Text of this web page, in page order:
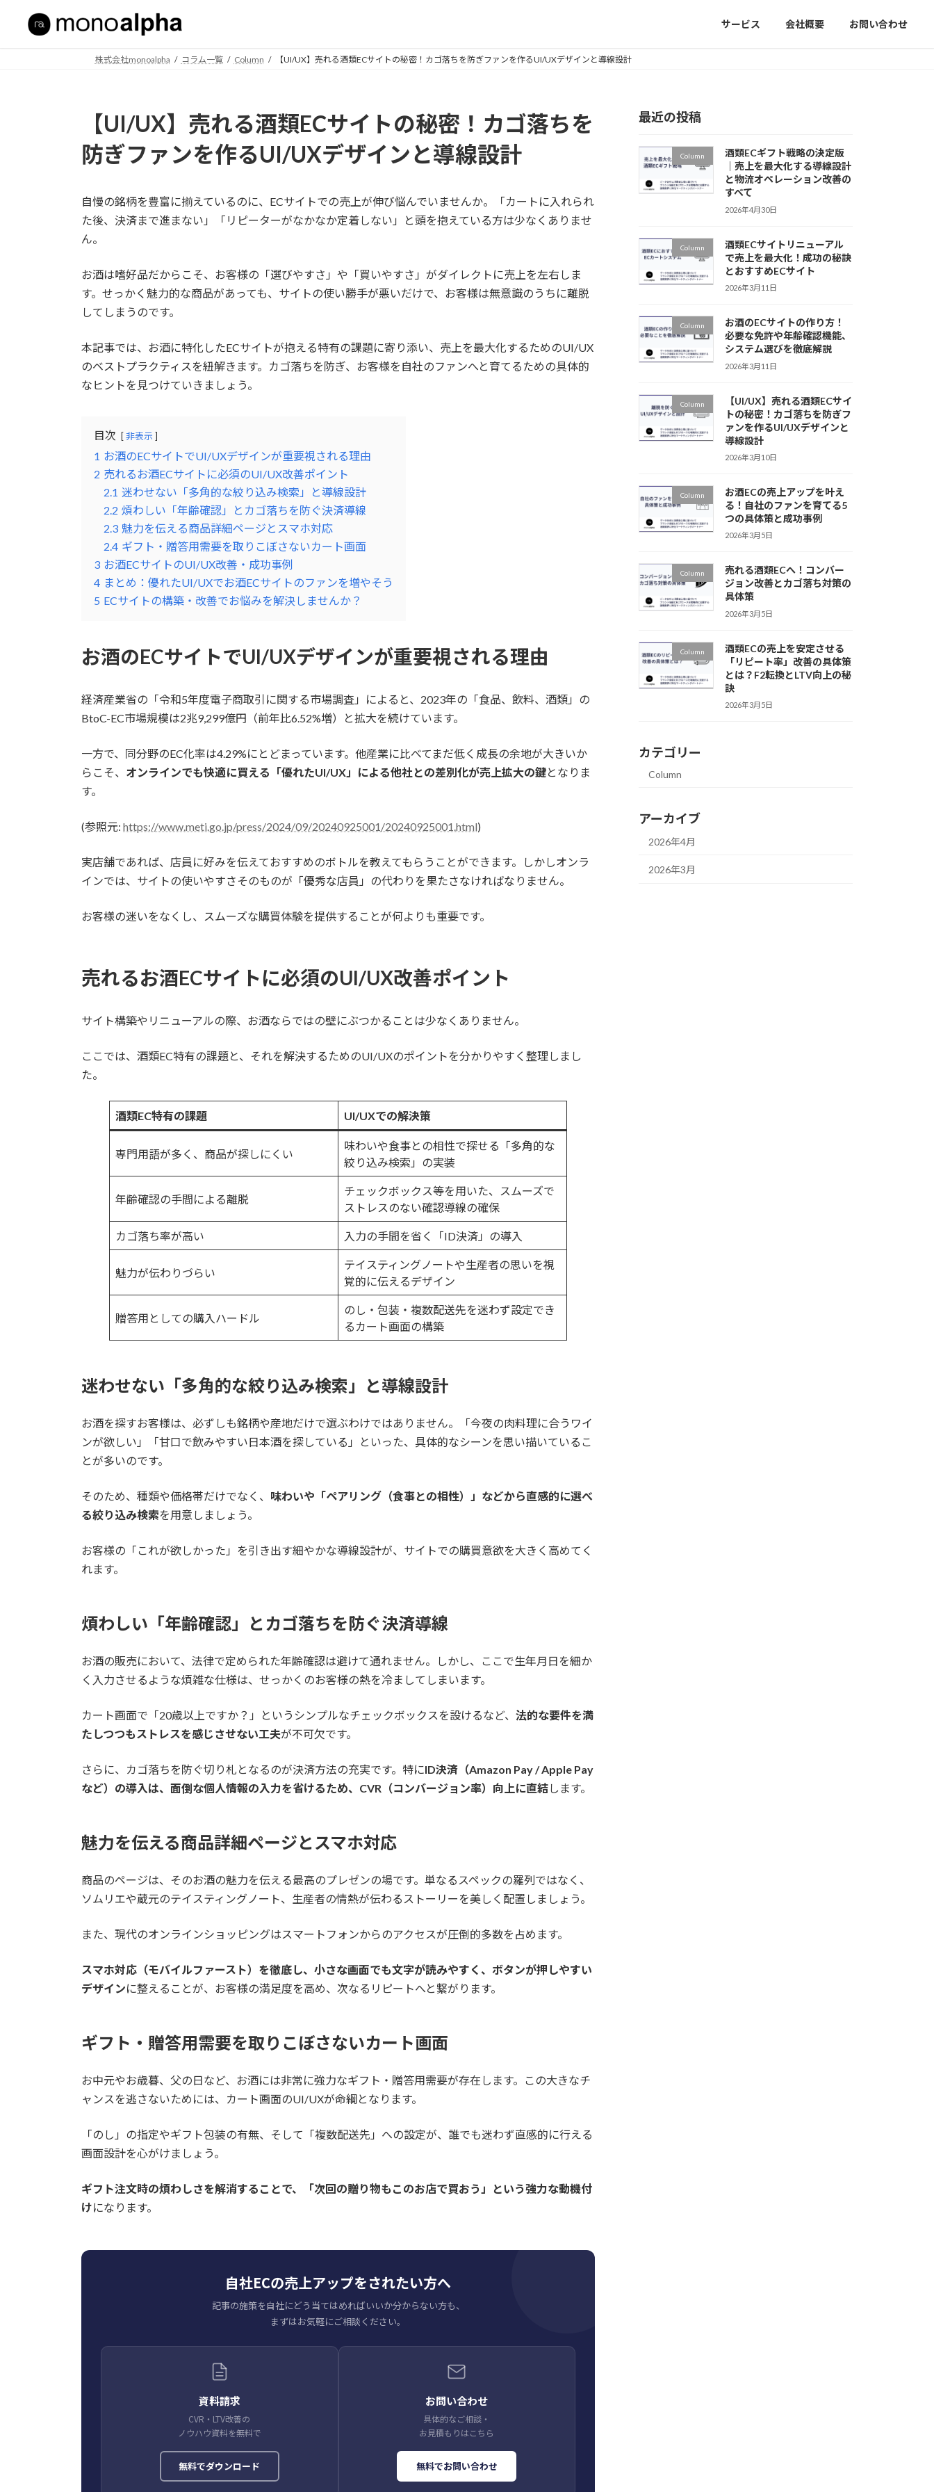
サービス 会社概要 お問い合わせ
株式会社monoalpha コラム一覧 Column 【UI/UX】売れる酒類ECサイトの秘密！カゴ落ちを防ぎファンを作るUI/UXデザインと導線設計
【UI/UX】売れる酒類ECサイトの秘密！カゴ落ちを
防ぎファンを作るUI/UXデザインと導線設計
自慢の銘柄を豊富に揃えているのに、ECサイトでの売上が伸び悩んでいませんか。「カートに入れられ
た後、決済まで進まない」「リピーターがなかなか定着しない」と頭を抱えている方は少なくありませ
ん。
お酒は嗜好品だからこそ、お客様の「選びやすさ」や「買いやすさ」がダイレクトに売上を左右しま
す。せっかく魅力的な商品があっても、サイトの使い勝手が悪いだけで、お客様は無意識のうちに離脱
してしまうのです。
本記事では、お酒に特化したECサイトが抱える特有の課題に寄り添い、売上を最大化するためのUI/UX
のベストプラクティスを紐解きます。カゴ落ちを防ぎ、お客様を自社のファンへと育てるための具体的
なヒントを見つけていきましょう。
目次 非表示
1 お酒のECサイトでUI/UXデザインが重要視される理由
2 売れるお酒ECサイトに必須のUI/UX改善ポイント
2.1 迷わせない「多角的な絞り込み検索」と導線設計
2.2 煩わしい「年齢確認」とカゴ落ちを防ぐ決済導線
2.3 魅力を伝える商品詳細ページとスマホ対応
2.4 ギフト・贈答用需要を取りこぼさないカート画面
3 お酒ECサイトのUI/UX改善・成功事例
4 まとめ：優れたUI/UXでお酒ECサイトのファンを増やそう
5 ECサイトの構築・改善でお悩みを解決しませんか？
お酒のECサイトでUI/UXデザインが重要視される理由
経済産業省の「令和5年度電子商取引に関する市場調査」によると、2023年の「食品、飲料、酒類」の
BtoC-EC市場規模は2兆9,299億円（前年比6.52%増）と拡大を続けています。
一方で、同分野のEC化率は4.29%にとどまっています。他産業に比べてまだ低く成長の余地が大きいか
らこそ、 オンラインでも快適に買える「優れたUI/UX」による他社との差別化が売上拡大の鍵となりま
す。
(参照元: https://www.meti.go.jp/press/2024/09/20240925001/20240925001.html)
実店舗であれば、店員に好みを伝えておすすめのボトルを教えてもらうことができます。しかしオンラ
インでは、サイトの使いやすさそのものが「優秀な店員」の代わりを果たさなければなりません。
お客様の迷いをなくし、スムーズな購買体験を提供することが何よりも重要です。
売れるお酒ECサイトに必須のUI/UX改善ポイント
サイト構築やリニューアルの際、お酒ならではの壁にぶつかることは少なくありません。
ここでは、酒類EC特有の課題と、それを解決するためのUI/UXのポイントを分かりやすく整理しまし
た。
酒類EC特有の課題 UI/UXでの解決策
専門用語が多く、商品が探しにくい
味わいや食事との相性で探せる「多角的な
絞り込み検索」の実装
年齢確認の手間による離脱
チェックボックス等を用いた、スムーズで
ストレスのない確認導線の確保
カゴ落ち率が高い 入力の手間を省く「ID決済」の導入
魅力が伝わりづらい
テイスティングノートや生産者の思いを視
覚的に伝えるデザイン
贈答用としての購入ハードル
のし・包装・複数配送先を迷わず設定でき
るカート画面の構築
迷わせない「多角的な絞り込み検索」と導線設計
お酒を探すお客様は、必ずしも銘柄や産地だけで選ぶわけではありません。「今夜の肉料理に合うワイ
ンが欲しい」「甘口で飲みやすい日本酒を探している」といった、具体的なシーンを思い描いているこ
とが多いのです。
そのため、種類や価格帯だけでなく、 味わいや「ペアリング（食事との相性）」などから直感的に選べ
る絞り込み検索を用意しましょう。
お客様の「これが欲しかった」を引き出す細やかな導線設計が、サイトでの購買意欲を大きく高めてく
れます。
煩わしい「年齢確認」とカゴ落ちを防ぐ決済導線
お酒の販売において、法律で定められた年齢確認は避けて通れません。しかし、ここで生年月日を細か
く入力させるような煩雑な仕様は、せっかくのお客様の熱を冷ましてしまいます。
カート画面で「20歳以上ですか？」というシンプルなチェックボックスを設けるなど、 法的な要件を満
たしつつもストレスを感じさせない工夫が不可欠です。
さらに、カゴ落ちを防ぐ切り札となるのが決済方法の充実です。特にID決済（Amazon Pay / Apple Pay
など）の導入は、面倒な個人情報の入力を省けるため、CVR（コンバージョン率）向上に直結します。
魅力を伝える商品詳細ページとスマホ対応
商品のページは、そのお酒の魅力を伝える最高のプレゼンの場です。単なるスペックの羅列ではなく、
ソムリエや蔵元のテイスティングノート、生産者の情熱が伝わるストーリーを美しく配置しましょう。
また、現代のオンラインショッピングはスマートフォンからのアクセスが圧倒的多数を占めます。
スマホ対応（モバイルファースト）を徹底し、小さな画面でも文字が読みやすく、ボタンが押しやすい
デザインに整えることが、お客様の満足度を高め、次なるリピートへと繋がります。
ギフト・贈答用需要を取りこぼさないカート画面
お中元やお歳暮、父の日など、お酒には非常に強力なギフト・贈答用需要が存在します。この大きなチ
ャンスを逃さないためには、カート画面のUI/UXが命綱となります。
「のし」の指定やギフト包装の有無、そして「複数配送先」への設定が、誰でも迷わず直感的に行える
画面設計を心がけましょう。
ギフト注文時の煩わしさを解消することで、「次回の贈り物もこのお店で買おう」という強力な動機付
けになります。
自社ECの売上アップをされたい方へ
記事の施策を自社にどう当てはめればいいか分からない方も、
まずはお気軽にご相談ください。
資料請求
CVR・LTV改善の
ノウハウ資料を無料で
無料でダウンロード
お問い合わせ
具体的なご相談・
お見積もりはこちら
無料でお問い合わせ
最近の投稿
Column
酒類ECギフト戦略の決定版
｜売上を最大化する導線設計
と物流オペレーション改善の
すべて
2026年4月30日
Column
酒類ECサイトリニューアル
で売上を最大化！成功の秘訣
とおすすめECサイト
2026年3月11日
Column
お酒のECサイトの作り方！
必要な免許や年齢確認機能、
システム選びを徹底解説
2026年3月11日
Column
【UI/UX】売れる酒類ECサイ
トの秘密！カゴ落ちを防ぎフ
ァンを作るUI/UXデザインと
導線設計
2026年3月10日
Column
お酒ECの売上アップを叶え
る！自社のファンを育てる5
つの具体策と成功事例
2026年3月5日
Column
売れる酒類ECへ！コンバー
ジョン改善とカゴ落ち対策の
具体策
2026年3月5日
Column
酒類ECの売上を安定させる
「リピート率」改善の具体策
とは？F2転換とLTV向上の秘
訣
2026年3月5日
カテゴリー
Column
アーカイブ
2026年4月
2026年3月